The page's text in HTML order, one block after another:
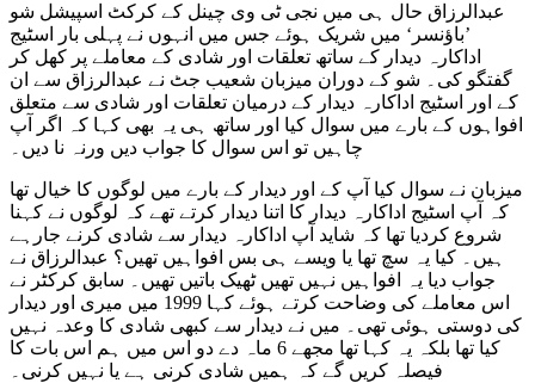
عبدالرزاق حال ہی میں نجی ٹی وی چینل کے کرکٹ اسپیشل شو
’باؤنسر‘ میں شریک ہوئے جس میں انہوں نے پہلی بار اسٹیج
اداکارہ دیدار کے ساتھ تعلقات اور شادی کے معاملے پر کھل کر
گفتگو کی۔ شو کے دوران میزبان شعیب جٹ نے عبدالرزاق سے ان
کے اور اسٹیج اداکارہ دیدار کے درمیان تعلقات اور شادی سے متعلق
افواہوں کے بارے میں سوال کیا اور ساتھ ہی یہ بھی کہا کہ اگر آپ
چاہیں تو اس سوال کا جواب دیں ورنہ نا دیں۔
میزبان نے سوال کیا آپ کے اور دیدار کے بارے میں لوگوں کا خیال تھا
کہ آپ اسٹیج اداکارہ دیدار کا اتنا دیدار کرتے تھے کہ لوگوں نے کہنا
شروع کردیا تھا کہ شاید آپ اداکارہ دیدار سے شادی کرنے جارہے
ہیں۔ کیا یہ سچ تھا یا ویسے ہی بس افواہیں تھیں؟ عبدالرزاق نے
جواب دیا یہ افواہیں نہیں تھیں ٹھیک باتیں تھیں۔ سابق کرکٹر نے
اس معاملے کی وضاحت کرتے ہوئے کہا 1999 میں میری اور دیدار
کی دوستی ہوئی تھی۔ میں نے دیدار سے کبھی شادی کا وعدہ نہیں
کیا تھا بلکہ یہ کہا تھا مجھے 6 ماہ دے دو اس میں ہم اس بات کا
فیصلہ کریں گے کہ ہمیں شادی کرنی ہے یا نہیں کرنی۔